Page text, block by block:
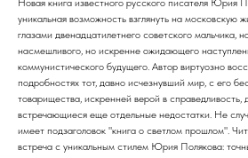
Новая книга известного русского писателя Юрия
уникальная возможность взглянуть на московскую
глазами двенадцатилетнего советского мальчика,
насмешливого, но искренне ожидающего
коммунистического будущего. Автор виртуозно
подробностях тот, давно исчезнувший мир, с его
товарищества, искренней верой в справедливость,
встречающиеся еще отдельные недостатки. Не
имеет подзаголовок "книга о светлом прошлом".
встреча с уникальным стилем Юрия Полякова: